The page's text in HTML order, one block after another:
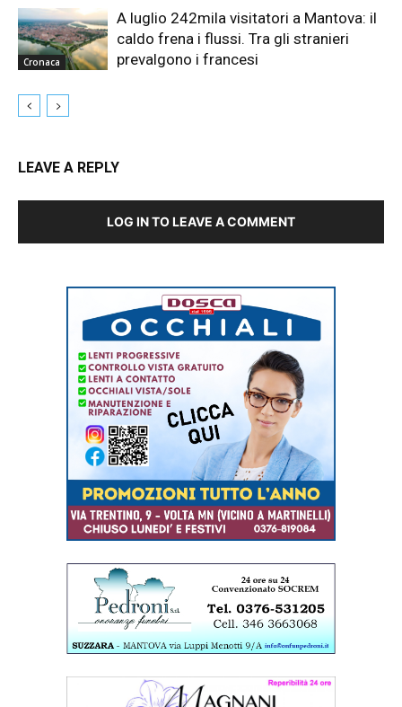
Cronaca
A luglio 242mila visitatori a Mantova: il
caldo frena i flussi. Tra gli stranieri
prevalgono i francesi
LEAVE A REPLY
LOG IN TO LEAVE A COMMENT